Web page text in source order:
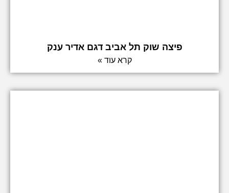
פיצה שוק תל אביב דגם אדיר ענק
קרא עוד »